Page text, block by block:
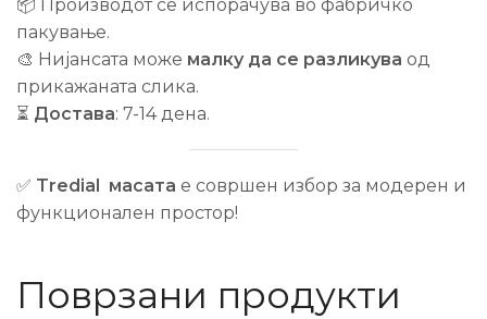
📦 Производот се испорачува во фабричко
пакување.
🎨 Нијансата може малку да се разликува од
прикажаната слика.
⏳ Достава: 7-14 дена.
✅ Tredial масата е совршен избор за модерен и
функционален простор!
Поврзани продукти